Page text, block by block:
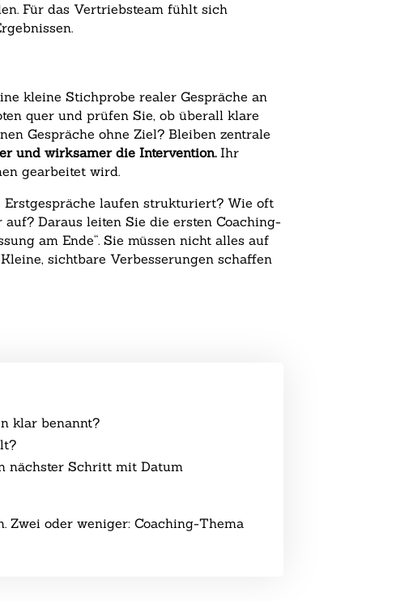
Für das Vertriebsteam fühlt sich
kleine Stichprobe realer Gespräche an
quer und prüfen Sie, ob überall klare
Gespräche ohne Ziel? Bleiben zentrale
und wirksamer die Intervention.Ihr
gearbeitet wird.
laufen strukturiert? Wie oft
Daraus leiten Sie die ersten Coaching-
am Ende“. Sie müssen nicht alles auf
sichtbare Verbesserungen schaffen
klar benannt?
nächster Schritt mit Datum
Zwei oder weniger: Coaching-Thema